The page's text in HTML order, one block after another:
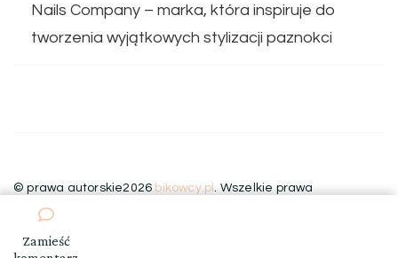
Zamieść
Nails Company – marka, która inspiruje do
tworzenia wyjątkowych stylizacji paznokci
© prawa autorskie2026 bikowcy.pl. Wszelkie prawa
zastrzeżone.
Themes .Wspierany przez